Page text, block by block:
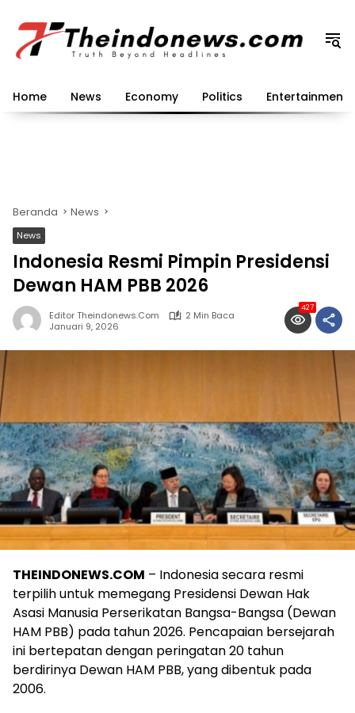
konten
Home News Economy Politics Entertainment
Beranda News
News
Indonesia Resmi Pimpin Presidensi
Dewan HAM PBB 2026
Editor Theindonews.com
2 Min Baca
Januari 9, 2026
427
THEINDONEWS.COM – Indonesia secara resmi
terpilih untuk memegang Presidensi Dewan Hak
Asasi Manusia Perserikatan Bangsa-Bangsa (Dewan
HAM PBB) pada tahun 2026. Pencapaian bersejarah
ini bertepatan dengan peringatan 20 tahun
berdirinya Dewan HAM PBB, yang dibentuk pada
2006.